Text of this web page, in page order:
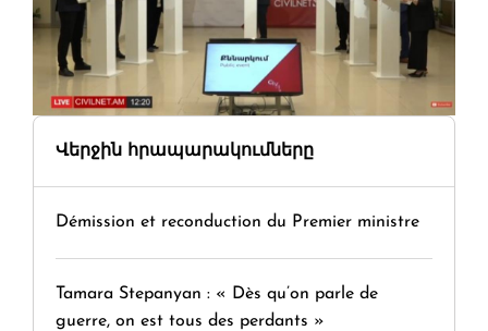
Վերջին հրապարակումները
Démission et reconduction du Premier ministre
Tamara Stepanyan : « Dès qu’on parle de
guerre, on est tous des perdants »